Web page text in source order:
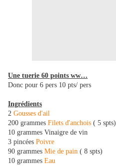
Une tuerie 60 points ww…
Donc pour 6 pers 10 pts/ pers
Ingrédients
2 Gousses d'ail
200 grammes Filets d'anchois ( 5 spts)
10 grammes Vinaigre de vin
3 pincées Poivre
90 grammes Mie de pain ( 8 spts)
10 grammes Eau